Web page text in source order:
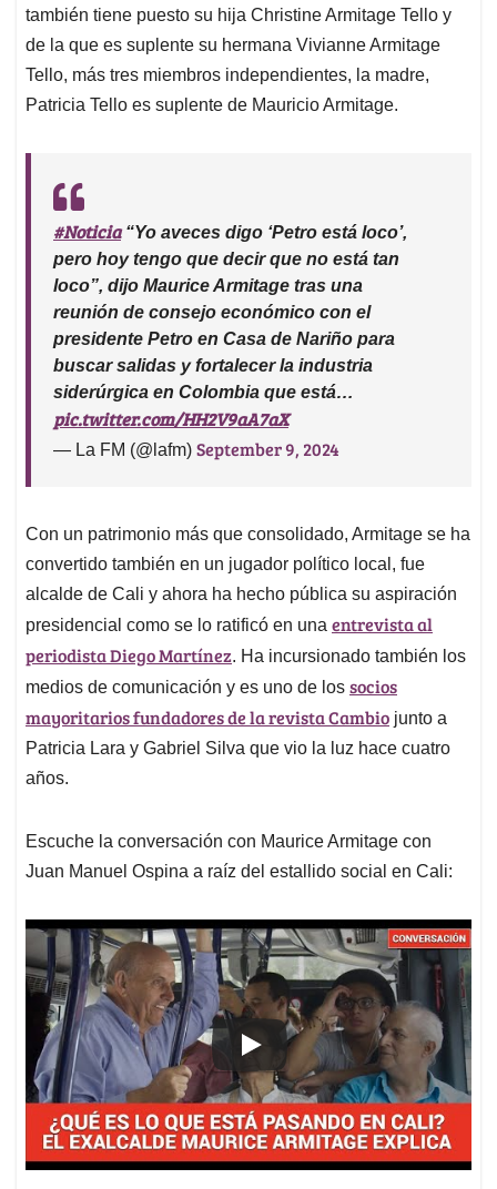
también tiene puesto su hija Christine Armitage Tello y
de la que es suplente su hermana Vivianne Armitage
Tello, más tres miembros independientes, la madre,
Patricia Tello es suplente de Mauricio Armitage.
#Noticia“Yo aveces digo ‘Petro está loco’,
pero hoy tengo que decir que no está tan
loco”, dijo Maurice Armitage tras una
reunión de consejo económico con el
presidente Petro en Casa de Nariño para
buscar salidas y fortalecer la industria
siderúrgica en Colombia que está…
pic.twitter.com/HH2V9aA7aX
— La FM (@lafm) September 9, 2024
Con un patrimonio más que consolidado, Armitage se ha
convertido también en un jugador político local, fue
alcalde de Cali y ahora ha hecho pública su aspiración
presidencial como se lo ratificó en una entrevista al
periodista Diego Martínez. Ha incursionado también los
medios de comunicación y es uno de los socios
mayoritarios fundadores de la revista Cambio junto a
Patricia Lara y Gabriel Silva que vio la luz hace cuatro
años.
Escuche la conversación con Maurice Armitage con
Juan Manuel Ospina a raíz del estallido social en Cali: